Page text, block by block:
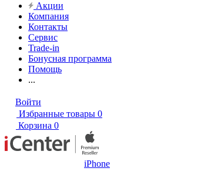
Акции
Компания
Контакты
Сервис
Trade-in
Бонусная программа
Помощь
...
Войти
Избранные товары 0
Корзина 0
iPhone